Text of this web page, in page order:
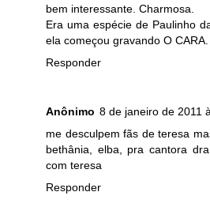
bem interessante. Charmosa.
Era uma espécie de Paulinho
ela começou gravando O CARA.
Responder
Anônimo 8 de janeiro de 2011
me desculpem fãs de teresa
bethânia, elba, pra cantora
com teresa
Responder